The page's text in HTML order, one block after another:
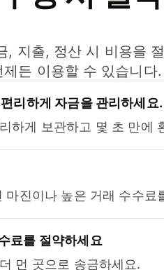
, 지출, 정산 시 비용을
든 이용할 수 있습니다.
리하게 자금을 관리하세요.
하게 보관하고 몇 초 만에
마진이나 높은 거래 수수료
료를 절약하세요
먼 곳으로 송금하세요.